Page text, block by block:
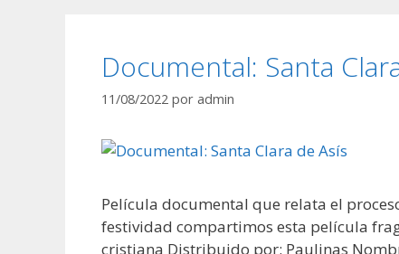
Documental: Santa
11/08/2022 por admin
Película documental que relata el
festividad compartimos esta película
cristiana Distribuido por: Paulinas